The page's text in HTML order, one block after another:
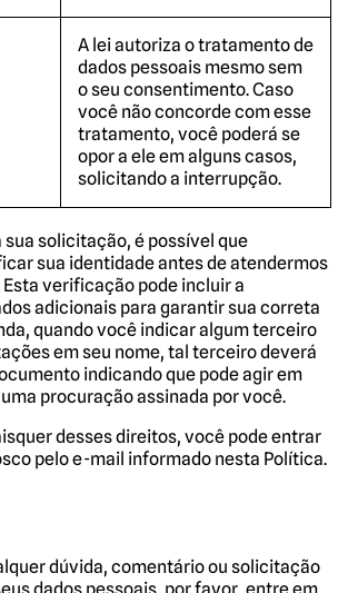
A lei autoriza o tratamento de
dados pessoais mesmo sem
o seu consentimento. Caso
você não concorde com esse
tratamento, você poderá se
opor a ele em alguns casos,
solicitando a interrupção.
sua solicitação, é possível que
sua identidade antes de atendermos
verificação pode incluir a
adicionais para garantir sua correta
quando você indicar algum terceiro
em seu nome, tal terceiro deverá
indicando que pode agir em
procuração assinada por você.
desses direitos, você pode entrar
pelo e-mail informado nesta Política.
dúvida, comentário ou solicitação